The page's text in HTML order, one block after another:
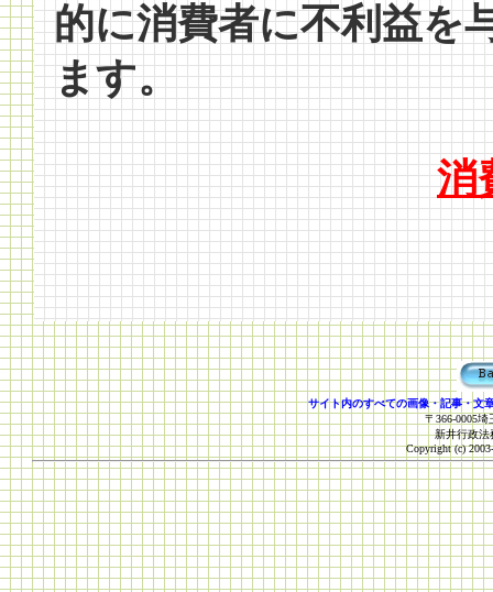
的に消費者に不利益を
ます。
消
サイト内のすべての画像・記事・文
〒366-0005
新井行政
Copyright (c)